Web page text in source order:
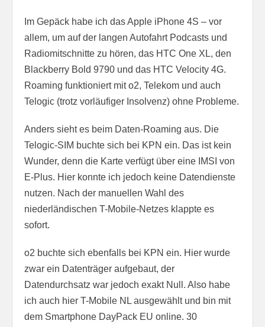
Im Gepäck habe ich das Apple iPhone 4S – vor
allem, um auf der langen Autofahrt Podcasts und
Radiomitschnitte zu hören, das HTC One XL, den
Blackberry Bold 9790 und das HTC Velocity 4G.
Roaming funktioniert mit o2, Telekom und auch
Telogic (trotz vorläufiger Insolvenz) ohne Probleme.
Anders sieht es beim Daten-Roaming aus. Die
Telogic-SIM buchte sich bei KPN ein. Das ist kein
Wunder, denn die Karte verfügt über eine IMSI von
E-Plus. Hier konnte ich jedoch keine Datendienste
nutzen. Nach der manuellen Wahl des
niederländischen T-Mobile-Netzes klappte es
sofort.
o2 buchte sich ebenfalls bei KPN ein. Hier wurde
zwar ein Datenträger aufgebaut, der
Datendurchsatz war jedoch exakt Null. Also habe
ich auch hier T-Mobile NL ausgewählt und bin mit
dem Smartphone DayPack EU online. 30